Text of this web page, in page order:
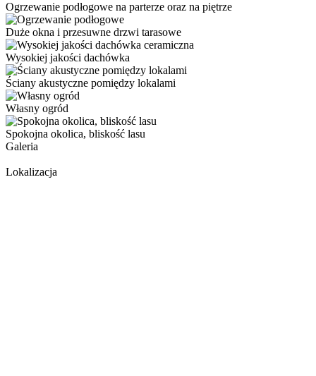
Ogrzewanie podłogowe na parterze oraz na piętrze
Duże okna i przesuwne drzwi tarasowe
Wysokiej jakości dachówka
Ściany akustyczne pomiędzy lokalami
Własny ogród
Spokojna okolica, bliskość lasu
Galeria
Lokalizacja